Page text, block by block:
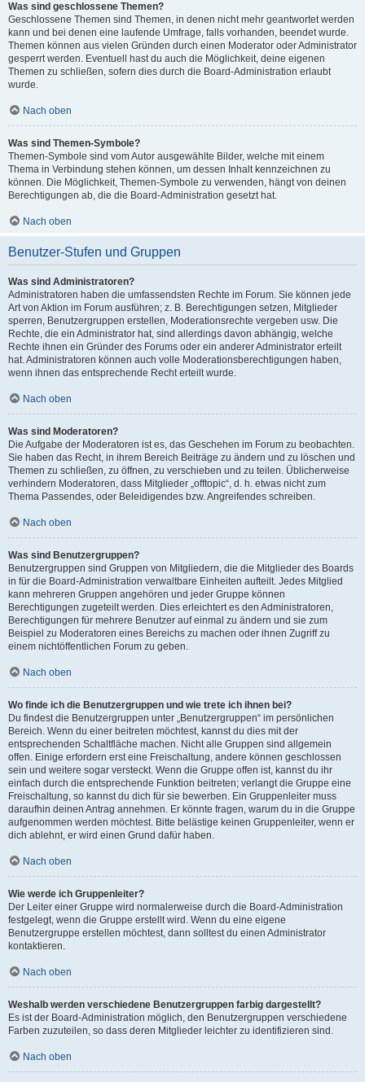
Was sind geschlossene Themen?
Geschlossene Themen sind Themen, in denen nicht mehr geantwortet werden
kann und bei denen eine laufende Umfrage, falls vorhanden, beendet wurde.
Themen können aus vielen Gründen durch einen Moderator oder Administrator
gesperrt werden. Eventuell hast du auch die Möglichkeit, deine eigenen
Themen zu schließen, sofern dies durch die Board-Administration erlaubt
wurde.
Nach oben
Was sind Themen-Symbole?
Themen-Symbole sind vom Autor ausgewählte Bilder, welche mit einem
Thema in Verbindung stehen können, um dessen Inhalt kennzeichnen zu
können. Die Möglichkeit, Themen-Symbole zu verwenden, hängt von deinen
Berechtigungen ab, die die Board-Administration gesetzt hat.
Nach oben
Benutzer-Stufen und Gruppen
Was sind Administratoren?
Administratoren haben die umfassendsten Rechte im Forum. Sie können jede
Art von Aktion im Forum ausführen; z. B. Berechtigungen setzen, Mitglieder
sperren, Benutzergruppen erstellen, Moderationsrechte vergeben usw. Die
Rechte, die ein Administrator hat, sind allerdings davon abhängig, welche
Rechte ihnen ein Gründer des Forums oder ein anderer Administrator erteilt
hat. Administratoren können auch volle Moderationsberechtigungen haben,
wenn ihnen das entsprechende Recht erteilt wurde.
Nach oben
Was sind Moderatoren?
Die Aufgabe der Moderatoren ist es, das Geschehen im Forum zu beobachten.
Sie haben das Recht, in ihrem Bereich Beiträge zu ändern und zu löschen und
Themen zu schließen, zu öffnen, zu verschieben und zu teilen. Üblicherweise
verhindern Moderatoren, dass Mitglieder „offtopic“, d. h. etwas nicht zum
Thema Passendes, oder Beleidigendes bzw. Angreifendes schreiben.
Nach oben
Was sind Benutzergruppen?
Benutzergruppen sind Gruppen von Mitgliedern, die die Mitglieder des Boards
in für die Board-Administration verwaltbare Einheiten aufteilt. Jedes Mitglied
kann mehreren Gruppen angehören und jeder Gruppe können
Berechtigungen zugeteilt werden. Dies erleichtert es den Administratoren,
Berechtigungen für mehrere Benutzer auf einmal zu ändern und sie zum
Beispiel zu Moderatoren eines Bereichs zu machen oder ihnen Zugriff zu
einem nichtöffentlichen Forum zu geben.
Nach oben
Wo finde ich die Benutzergruppen und wie trete ich ihnen bei?
Du findest die Benutzergruppen unter „Benutzergruppen“ im persönlichen
Bereich. Wenn du einer beitreten möchtest, kannst du dies mit der
entsprechenden Schaltfläche machen. Nicht alle Gruppen sind allgemein
offen. Einige erfordern erst eine Freischaltung, andere können geschlossen
sein und weitere sogar versteckt. Wenn die Gruppe offen ist, kannst du ihr
einfach durch die entsprechende Funktion beitreten; verlangt die Gruppe eine
Freischaltung, so kannst du dich für sie bewerben. Ein Gruppenleiter muss
daraufhin deinen Antrag annehmen. Er könnte fragen, warum du in die Gruppe
aufgenommen werden möchtest. Bitte belästige keinen Gruppenleiter, wenn er
dich ablehnt, er wird einen Grund dafür haben.
Nach oben
Wie werde ich Gruppenleiter?
Der Leiter einer Gruppe wird normalerweise durch die Board-Administration
festgelegt, wenn die Gruppe erstellt wird. Wenn du eine eigene
Benutzergruppe erstellen möchtest, dann solltest du einen Administrator
kontaktieren.
Nach oben
Weshalb werden verschiedene Benutzergruppen farbig dargestellt?
Es ist der Board-Administration möglich, den Benutzergruppen verschiedene
Farben zuzuteilen, so dass deren Mitglieder leichter zu identifizieren sind.
Nach oben